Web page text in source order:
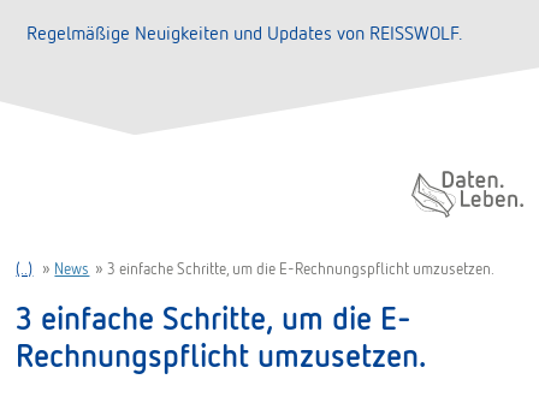
Regelmäßige Neuigkeiten und Updates von REISSWOLF.
Daten. Leben.
(..) » News »3 einfache Schritte, um die E-Rechnungspflicht umzusetzen.
3 einfache Schritte, um die E-
Rechnungspflicht umzusetzen.